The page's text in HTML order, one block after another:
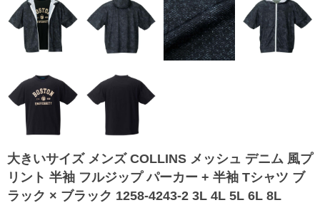
大きいサイズ メンズ COLLINS メッシュ デニム 風プ
リント 半袖 フルジップ パーカー + 半袖 Tシャツ ブ
ラック × ブラック 1258-4243-2 3L 4L 5L 6L 8L